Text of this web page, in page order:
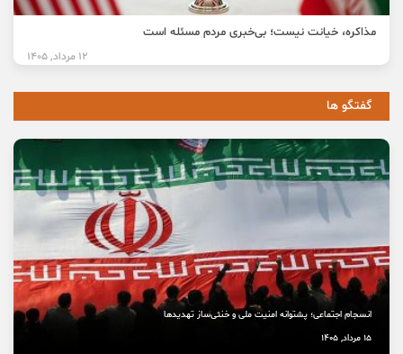
مذاکره، خیانت نیست؛ بی‌خبری مردم مسئله است
12 مرداد, 1405
گفتگو ها
انسجام اجتماعی؛ پشتوانه امنیت ملی و خنثی‌ساز تهدیدها
15 مرداد, 1405